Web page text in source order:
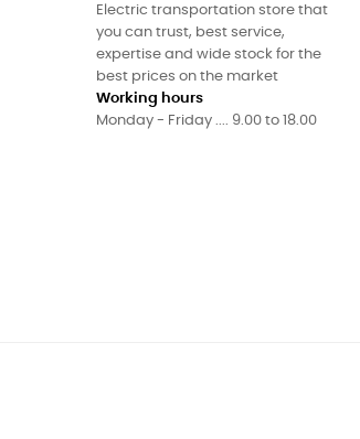
Electric transportation store that
you can trust, best service,
expertise and wide stock for the
best prices on the market
Working hours
Monday - Friday .... 9.00 to 18.00